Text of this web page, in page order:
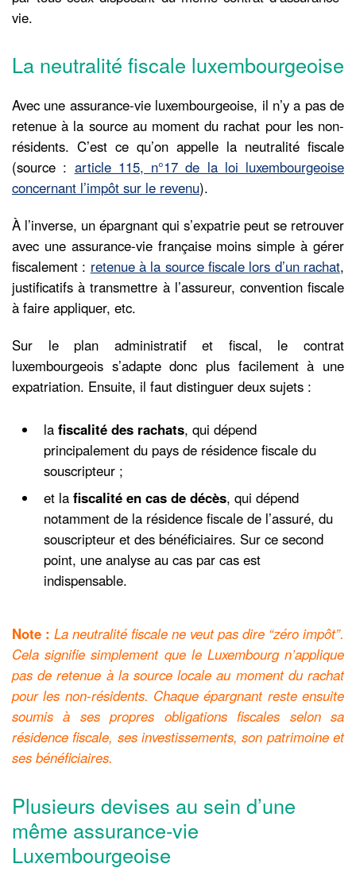
vie.
La neutralité fiscale luxembourgeoise
Avec une assurance-vie luxembourgeoise, il n’y a pas de
retenue à la source au moment du rachat pour les non-
résidents. C’est ce qu’on appelle la neutralité fiscale
(source : article 115, n°17 de la loi luxembourgeoise
concernant l’impôt sur le revenu).
À l’inverse, un épargnant qui s’expatrie peut se retrouver
avec une assurance-vie française moins simple à gérer
fiscalement : retenue à la source fiscale lors d’un rachat,
justificatifs à transmettre à l’assureur, convention fiscale
à faire appliquer, etc.
Sur le plan administratif et fiscal, le contrat
luxembourgeois s’adapte donc plus facilement à une
expatriation. Ensuite, il faut distinguer deux sujets :
la fiscalité des rachats, qui dépend
principalement du pays de résidence fiscale du
souscripteur ;
et la fiscalité en cas de décès, qui dépend
notamment de la résidence fiscale de l’assuré, du
souscripteur et des bénéficiaires. Sur ce second
point, une analyse au cas par cas est
indispensable.
Note : La neutralité fiscale ne veut pas dire “zéro impôt”.
Cela signifie simplement que le Luxembourg n’applique
pas de retenue à la source locale au moment du rachat
pour les non-résidents. Chaque épargnant reste ensuite
soumis à ses propres obligations fiscales selon sa
résidence fiscale, ses investissements, son patrimoine et
ses bénéficiaires.
Plusieurs devises au sein d’une
même assurance-vie
Luxembourgeoise